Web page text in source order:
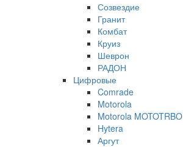
Созвездие
Гранит
Комбат
Круиз
Шеврон
РАДОН
Цифровые
Comrade
Motorola
Motorola MOTOTRBO
Hytera
Аргут